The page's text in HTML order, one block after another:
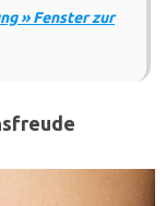
» Fenster zur